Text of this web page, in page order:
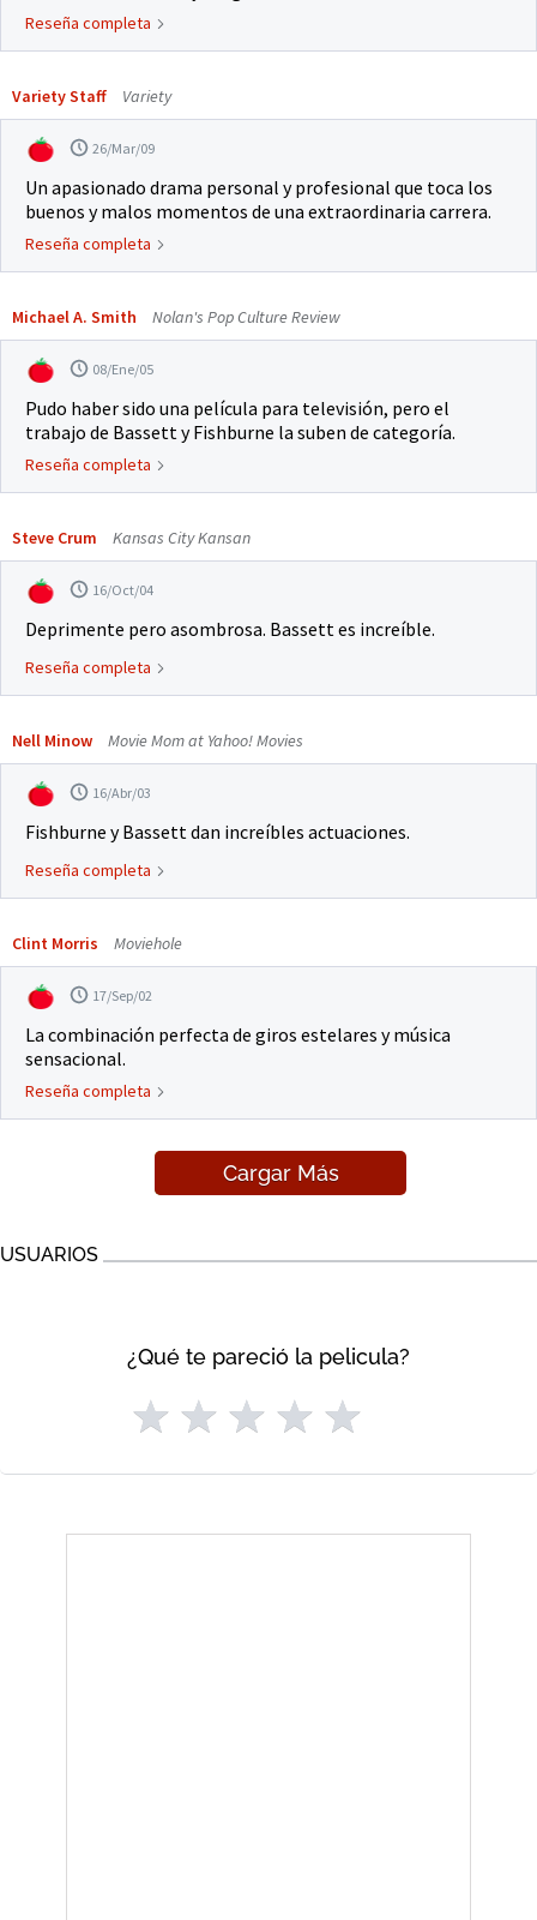
Reseña completa
Variety Staff Variety
26/Mar/09
Un apasionado drama personal y profesional que toca los
buenos y malos momentos de una extraordinaria carrera.
Reseña completa
Michael A. Smith Nolan's Pop Culture Review
08/Ene/05
Pudo haber sido una película para televisión, pero el
trabajo de Bassett y Fishburne la suben de categoría.
Reseña completa
Steve Crum Kansas City Kansan
16/Oct/04
Deprimente pero asombrosa. Bassett es increíble.
Reseña completa
Nell Minow Movie Mom at Yahoo! Movies
16/Abr/03
Fishburne y Bassett dan increíbles actuaciones.
Reseña completa
Clint Morris Moviehole
17/Sep/02
La combinación perfecta de giros estelares y música
sensacional.
Reseña completa
Cargar Más
USUARIOS
¿Qué te pareció la pelicula?